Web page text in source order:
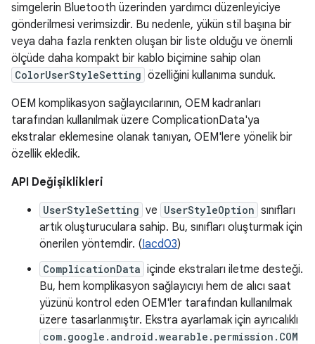
simgelerin Bluetooth üzerinden yardımcı düzenleyiciye
gönderilmesi verimsizdir. Bu nedenle, yükün stil başına bir
veya daha fazla renkten oluşan bir liste olduğu ve önemli
ölçüde daha kompakt bir kablo biçimine sahip olan
ColorUserStyleSetting özelliğini kullanıma sunduk.
OEM komplikasyon sağlayıcılarının, OEM kadranları
tarafından kullanılmak üzere ComplicationData'ya
ekstralar eklemesine olanak tanıyan, OEM'lere yönelik bir
özellik ekledik.
API Değişiklikleri
UserStyleSetting ve UserStyleOption sınıfları
artık oluşturuculara sahip. Bu, sınıfları oluşturmak için
önerilen yöntemdir. (Iacd03)
ComplicationData içinde ekstraları iletme desteği.
Bu, hem komplikasyon sağlayıcıyı hem de alıcı saat
yüzünü kontrol eden OEM'ler tarafından kullanılmak
üzere tasarlanmıştır. Ekstra ayarlamak için ayrıcalıklı
com.google.android.wearable.permission.COM